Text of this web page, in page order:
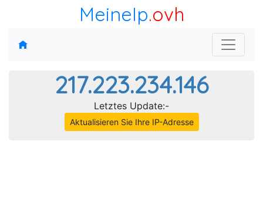
MeineIp.ovh
217.223.234.146
Letztes Update:-
Aktualisieren Sie Ihre IP-Adresse